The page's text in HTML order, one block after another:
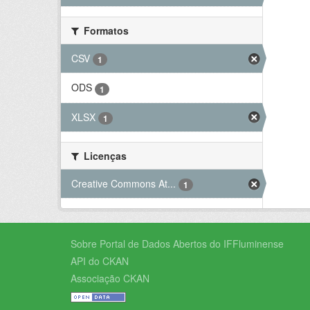
Formatos
CSV
1
ODS 1
XLSX 1
Licenças
Creative Commons At...
1
Sobre Portal de Dados Abertos do IFFluminense
API do CKAN
Associação CKAN